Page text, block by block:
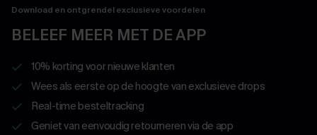
Download en ontgrendel exclusieve voordelen
BELEEF MEER MET DE APP
10% korting voor nieuwe klanten
Wees als eerste op de hoogte van exclusieve drops
Real-time besteltracking
Geniet van eenvoudig retourneren via de app